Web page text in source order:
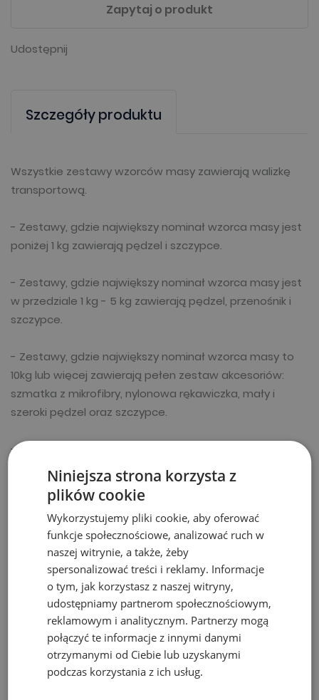
Zapytaj o produkt
Udostępnij
Szczegóły produktu
Wszystkie zestawy wzorców masy zawierają walizkę
transportową.
- Zestawy, gdzie największy nominał wzorca masy jest
poniżej 1 kg zawierają pędzel i szczypce.
- Zestawy, gdzie największy nominał wzorca masy jest
w przedziale 1 kg - 5 kg zawierają pędzel, przenośnik i
szczypce.
- Zestawy, gdzie największy nominał wzorca masy to
10kg lub więcej zawierają pełen zestaw akcesoriów:
szmatka z mikrofibry, nylonowa rękawiczka, mały i
szeroki pędzel oraz szczypce.
-Wzorce masy oraz zestawy wzorców masy z
certyfikatem NVLAP: W celu uzyskania
spersonalizowanego certyfikatu prosimy o kontakt z
Centrum Wsparcia Sprzedaży.
National Voluntary Laboratory Accreditation Program
(NVLAP) oferuje niezależną zewnętrzną akredytację
laboratoriom testowym i wzorcującym, której mogą
wymagać przepisy prawa, a także agencje rządowe i
organizacje sektora prywatnego. Laboratoria
akredytowane przez NVLAP są oceniane pod kątem
wymagań w zakresie zarządzania i wymagań
technicznych określonych w normie międzynarodowej
Niniejsza strona korzysta z
plików cookie
Wykorzystujemy pliki cookie, aby oferować
funkcje społecznościowe, analizować ruch w
naszej witrynie, a także, żeby
spersonalizować treści i reklamy. Informacje
o tym, jak korzystasz z naszej witryny,
udostępniamy partnerom społecznościowym,
reklamowym i analitycznym. Partnerzy mogą
połączyć te informacje z innymi danymi
otrzymanymi od Ciebie lub uzyskanymi
podczas korzystania z ich usług.